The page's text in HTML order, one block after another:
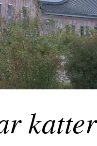
katter